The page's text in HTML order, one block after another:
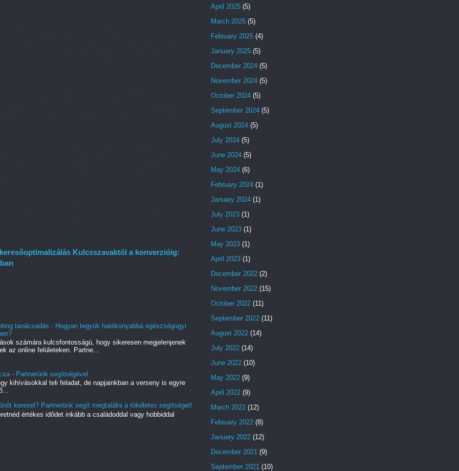
Kulcsszavaktól a konverzióig:
tanácsadás - Hogyan tegyük hatékonyabbá egészségügyi
számára kulcsfontosságú, hogy sikeresen megjelenjenek
az online felületeken. Partne...
- Partnerünk segítségével
kihívásokkal teli feladat, de napjainkban a verseny is egyre
keresel? Partnerünk segít megtalálni a tökéletes segítséget!
értékes idődet inkább a családoddal vagy hobbiddal
April 2025 (5)
March 2025 (5)
February 2025 (4)
January 2025 (5)
December 2024 (5)
November 2024 (5)
October 2024 (5)
September 2024 (5)
August 2024 (5)
July 2024 (5)
June 2024 (5)
May 2024 (6)
February 2024 (1)
January 2024 (1)
July 2023 (1)
June 2023 (1)
May 2023 (1)
April 2023 (1)
December 2022 (2)
November 2022 (15)
October 2022 (11)
September 2022 (11)
August 2022 (14)
July 2022 (14)
June 2022 (10)
May 2022 (9)
April 2022 (9)
March 2022 (12)
February 2022 (8)
January 2022 (12)
December 2021 (9)
September 2021 (10)